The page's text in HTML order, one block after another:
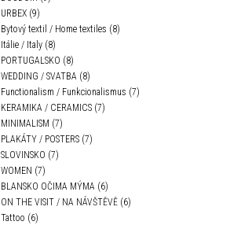
URBEX (9)
Bytový textil / Home textiles (8)
Itálie / Italy (8)
PORTUGALSKO (8)
WEDDING / SVATBA (8)
Functionalism / Funkcionalismus (7)
KERAMIKA / CERAMICS (7)
MINIMALISM (7)
PLAKÁTY / POSTERS (7)
SLOVINSKO (7)
WOMEN (7)
BLANSKO OČIMA MÝMA (6)
ON THE VISIT / NA NÁVŠTĚVĚ (6)
Tattoo (6)